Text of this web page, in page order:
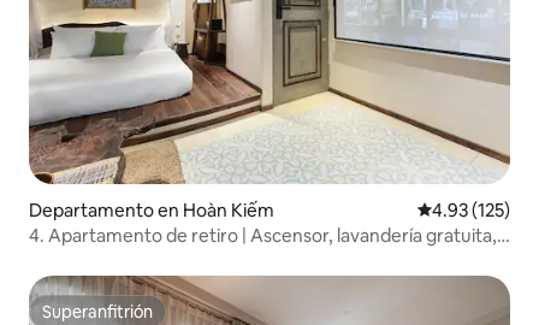
Departamento en Hoàn Kiếm Calificación
4.93 (125)
4. Apartamento de retiro | Ascensor, lavandería gratuita,
Superanfitrión